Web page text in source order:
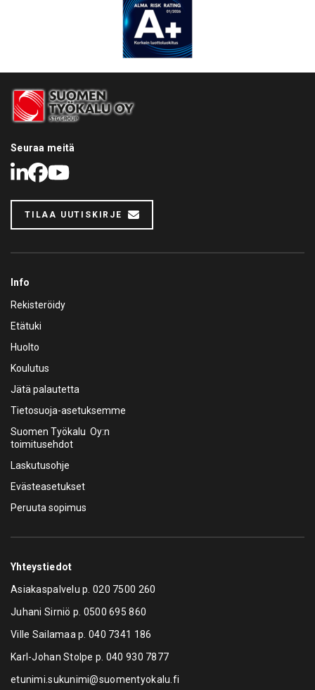
Seuraa meitä
LinkedIn
Facebook
Youtube
TILAA UUTISKIRJE
Info
Rekisteröidy
Etätuki
Huolto
Koulutus
Jätä palautetta
Tietosuoja-asetuksemme
Suomen Työkalu Oy:n
toimitusehdot
Laskutusohje
Evästeasetukset
Peruuta sopimus
Yhteystiedot
Asiakaspalvelu p.020 7500 260
Juhani Sirniö p. 0500 695 860
Ville Sailamaa p.040 7341 186
Karl-Johan Stolpe p. 040 930 7877
etunimi.sukunimi@suomentyokalu.fi